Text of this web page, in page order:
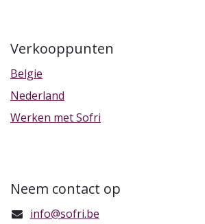
Verkooppunten
Belgie
Nederland
Werken met Sofri
Neem contact op
info@sofri.be